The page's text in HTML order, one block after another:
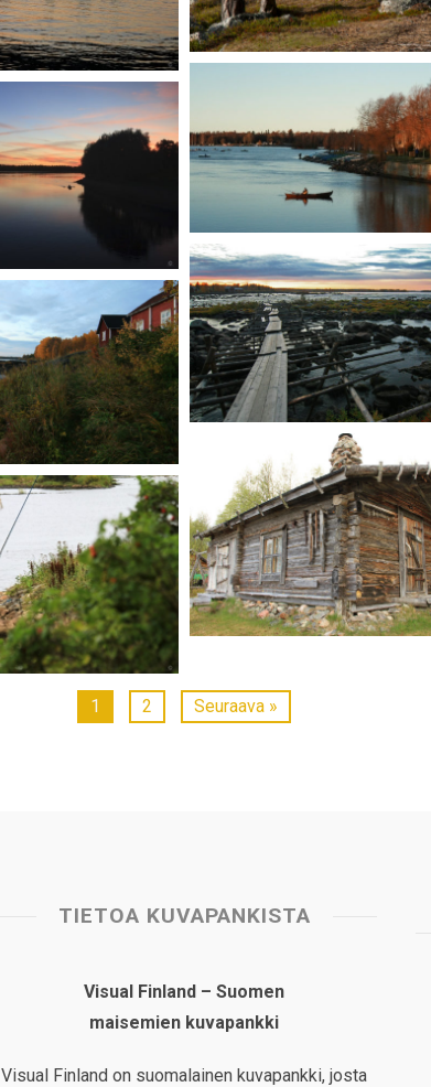
1 2 Seuraava »
TIETOA KUVAPANKISTA
Visual Finland – Suomen
maisemien kuvapankki
Visual Finland on suomalainen kuvapankki, josta